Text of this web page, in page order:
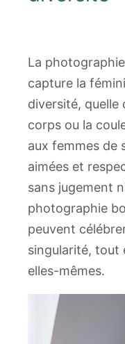
La
capture la
diversité, quelle
corps ou la
aux femmes de
aimées et
sans jugement
photographie
peuvent
singularité, tout
elles-mêmes.